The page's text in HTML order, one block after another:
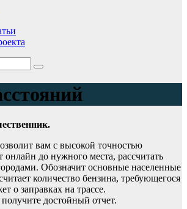
вам с высокой точностью
до нужного места, рассчитать
Обозначит основные населенные
количество бензина, требующегося
о заправках на трассе.
достойный отчет.